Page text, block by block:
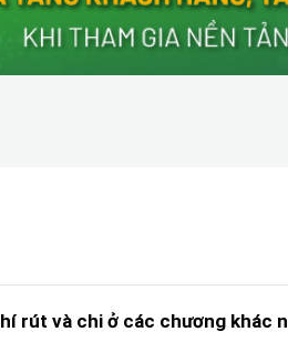
rút và chi ở các chương khác